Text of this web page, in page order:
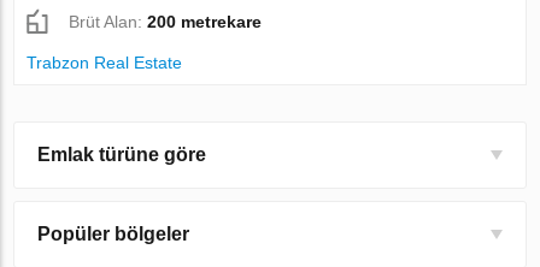
Brüt Alan:200 metrekare
Trabzon Real Estate
Emlak türüne göre
Popüler bölgeler